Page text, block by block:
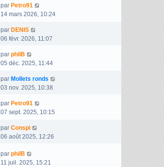
g
e
s
s
g
r
m
s
s
a
g
n
i
r
m
s
a
g
D
e
n
i
r
m
s
a
g
par Petro91
14 mars 2026, 10:24
D
e
n
i
r
m
s
a
g
par DENIS
06 févr. 2026, 11:07
D
e
n
i
r
m
s
a
g
par philB
05 déc. 2025, 11:44
D
e
n
i
r
m
s
par Mollets ronds
03 nov. 2025, 10:38
D
e
n
i
r
m
par Petro91
07 sept. 2025, 10:15
D
e
n
i
par Conspi
06 août 2025, 12:26
D
e
par philB
11 juil. 2025, 15:21